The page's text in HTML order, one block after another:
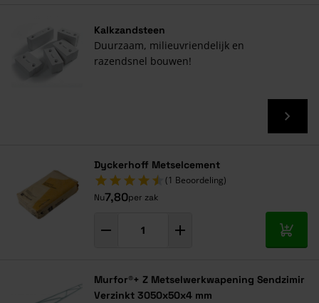
Kalkzandsteen
Duurzaam, milieuvriendelijk en
razendsnel bouwen!
Dyckerhoff Metselcement
(1 Beoordeling)
Nu7,80per zak
In
Murfor®+ Z Metselwerkwapening Sendzimir
Verzinkt 3050x50x4 mm